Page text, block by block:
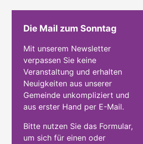
Die Mail zum Sonntag
Mit unserem Newsletter
verpassen Sie keine
Veranstaltung und erhalten
Neuigkeiten aus unserer
Gemeinde unkompliziert und
aus erster Hand per E-Mail.
Bitte nutzen Sie das Formular,
um sich für einen oder